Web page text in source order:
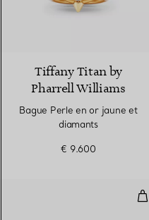
Tiffany Titan by
Pharrell Williams
Bague Perle en or jaune et
diamants
€ 9.600